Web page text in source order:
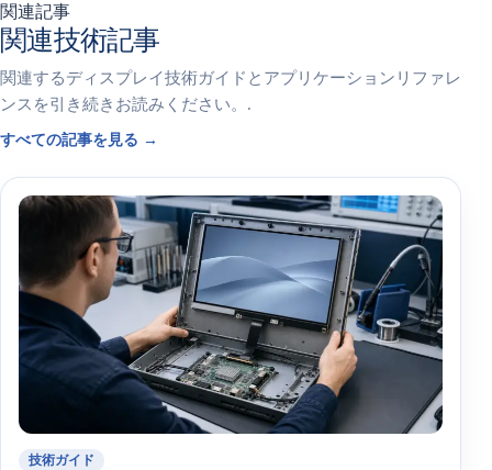
関連記事
関連技術記事
関連するディスプレイ技術ガイドとアプリケーションリファレ
ンスを引き続きお読みください。.
すべての記事を見る →
技術ガイド